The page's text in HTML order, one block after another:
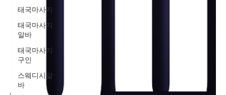
태국마사지
태국마사지
알바
태국마사지
구인
스웨디시알
바